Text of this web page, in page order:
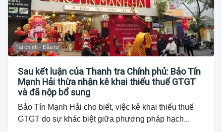
Tài chính - Đầu tư
Sau kết luận của Thanh tra Chính phủ: Bảo Tín
Mạnh Hải thừa nhận kê khai thiếu thuế GTGT
và đã nộp bổ sung
Bảo Tín Mạnh Hải cho biết, việc kê khai thiếu thuế
GTGT do sự khác biệt giữa phương pháp hạch...